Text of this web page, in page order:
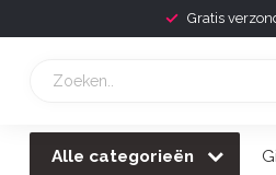
Gratis
Alle categorieën